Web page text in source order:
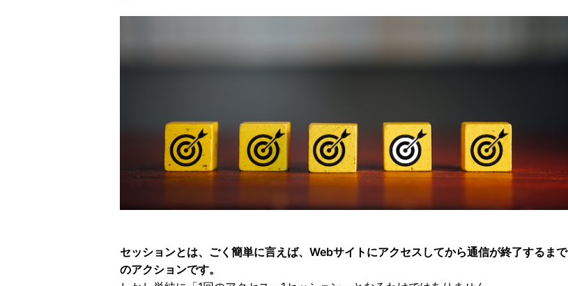
セッションとは、ごく簡単に言えば、Webサイトにアクセスしてから通信が終了するまで
のアクションです。